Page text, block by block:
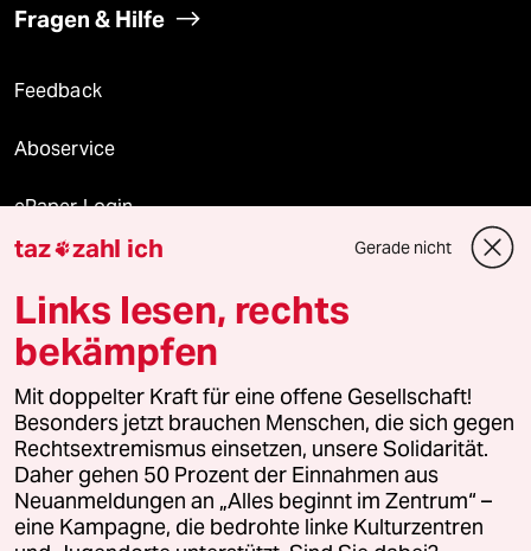
Fragen & Hilfe
Feedback
Aboservice
ePaper Login
Downloads für Abonnierende
© 2026 taz Verlags und Vertriebs GmbH
Alle Rechte vorbehalten. Bei rechtlichen Fragen oder für Genehmigungen
wenden Sie sich bitte an
lizenzen@taz.de
Feedback Redaktionsstatut Kommune-Richtlinien
Leitlinie Informant Datenschutz Impressum AGB
taz zahl ich Gerade nicht
Links lesen, rechts
bekämpfen
Mit doppelter Kraft für eine offene Gesellschaft!
Besonders jetzt brauchen Menschen, die sich gegen
Rechtsextremismus einsetzen, unsere Solidarität.
Daher gehen 50 Prozent der Einnahmen aus
Neuanmeldungen an „Alles beginnt im Zentrum“ –
eine Kampagne, die bedrohte linke Kulturzentren